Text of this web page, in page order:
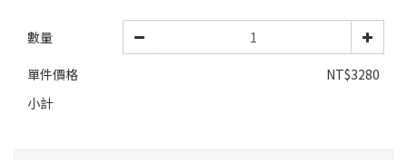
數量
單件價格
NT$3280
小計